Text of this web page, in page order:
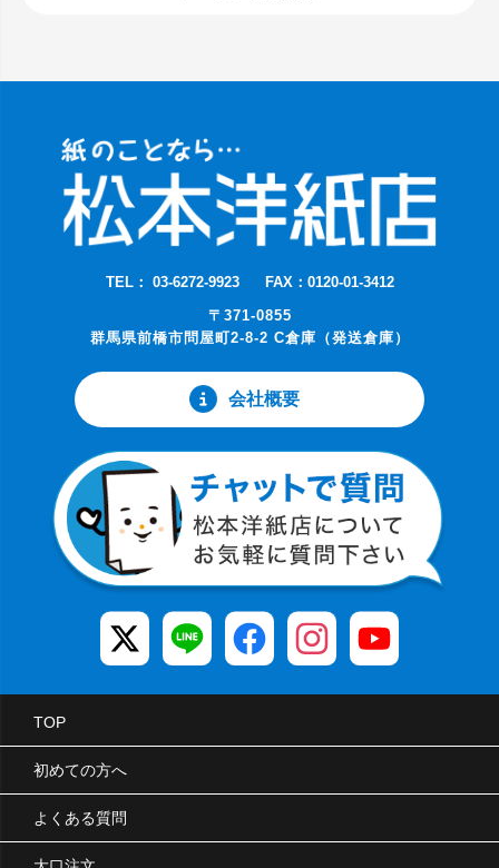
TEL： 03-6272-9923
FAX：0120-01-3412
〒371-0855
群馬県前橋市問屋町2-8-2 C倉庫（発送倉庫）
会社概要
TOP
初めての方へ
よくある質問